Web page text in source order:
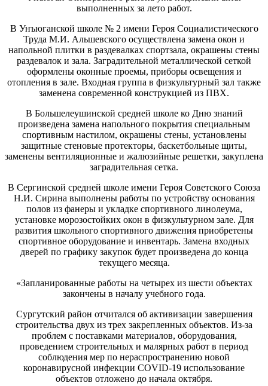
выполненных за лето работ.
В Унъюганской школе № 2 имени Героя Социалистического
Труда М.И. Альшевского осуществлена замена окон и
напольной плитки в раздевалках спортзала, окрашены стены
раздевалок и зала. Заградительной металлической сеткой
оформлены оконные проемы, приборы освещения и
отопления в зале. Входная группа в физкультурный зал также
заменена современной конструкцией из ПВХ.
В Большелеушинской средней школе ко Дню знаний
произведена замена напольного покрытия специальным
спортивным настилом, окрашены стены, установлены
защитные стеновые протекторы, баскетбольные щиты,
заменены вентиляционные и жалюзийные решетки, закуплена
заградительная сетка.
В Сергинской средней школе имени Героя Советского Союза
Н.И. Сирина выполнены работы по устройству основания
полов из фанеры и укладке спортивного линолеума,
установке морозостойких окон в физкультурном зале. Для
развития школьного спортивного движения приобретены
спортивное оборудование и инвентарь. Замена входных
дверей по графику закупок будет произведена до конца
текущего месяца.
«Запланированные работы на четырех из шести объектах
закончены в началу учебного года.
Сургутский район отчитался об активизации завершения
строительства двух из трех закрепленных объектов. Из-за
проблем с поставками материалов, оборудования,
проведением строительных и малярных работ в период
соблюдения мер по нераспространению новой
коронавирусной инфекции COVID-19 использование
объектов отложено до начала октября.